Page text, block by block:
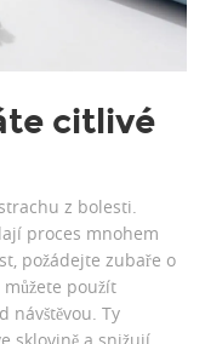
citlivé
z bolesti.
proces mnohem
požádejte zubaře o
použít
návštěvou. Ty